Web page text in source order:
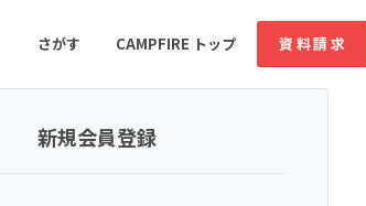
さがす CAMPFIRE トップ 資料請求
新規会員登録